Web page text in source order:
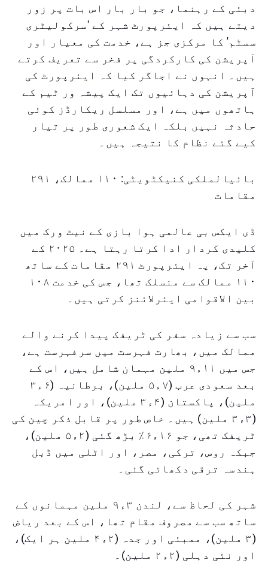
دبئی کے رہنما، جو بار بار اس بات پر زور
دیتے ہیں کہ ایئرپورٹ شہر کے 'سرکولیٹری
سسٹم' کا مرکزی جز ہے، خدمت کی معیار اور
آپریشن کی کارکردگی پر فخر سے تعریف کرتے
ہیں۔ انہوں نے اجاگر کیا کہ ایئرپورٹ کی
آپریشن کی دہائیوں تک ایک پیشہ ور ٹیم کے
ہاتھوں میں ہے، اور مسلسل ریکارڈز کوئی
حادثہ نہیں بلکہ ایک شعوری طور پر تیار
کیے گئے نظام کا نتیجہ ہیں۔
بائیالملکی کنیکٹویٹی: ۱۱۰ ممالک، ۲۹۱
مقامات
ڈی ایکس بی عالمی ہوا بازی کے نیٹ ورک میں
کلیدی کردار ادا کرتا رہتا ہے۔ ۲۰۲۵ کے
آخر تک، یہ ایئرپورٹ ۲۹۱ مقامات کے ساتھ
۱۱۰ ممالک سے منسلک تھا، جس کی خدمت ۱۰۸
بین الاقوامی ایئرلائنز کرتی ہیں۔
سب سے زیادہ سفر کی ٹریفک پیدا کرنے والے
ممالک میں، بھارت فہرست میں سرفہرست ہے،
جس میں ۱۱ء۹ ملین مہمان شامل ہیں، اس کے
بعد سعودی عرب (۷ء۵ ملین)، برطانیہ (۶ء۳
ملین)، پاکستان (۴ء۳ ملین)، اور امریکہ
(۳ء۳ ملین) ہیں۔ خاص طور پر قابل ذکر چین کی
ٹریفک تھی، جو ۱۶ء۶٪ بڑھ گئی (۲ء۵ ملین)،
جبکہ روس، ترکی، مصر، اور اٹلی میں ڈبل
ہندسہ ترقی دکھائی گئی۔
شہر کی لحاظ سے، لندن ۳ء۹ ملین مہمانوں کے
ساتھ سب سے مصروف مقام تھا، اس کے بعد ریاض
(۳ ملین)، ممبئی اور جدہ (۲ء۴ ملین ہر ایک)،
اور نئی دہلی (۲ء۲ ملین)۔